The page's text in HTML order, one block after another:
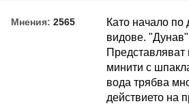
Мнения: 2565
Като начало
видове.
Представляват
минити с
вода трябва
действието на